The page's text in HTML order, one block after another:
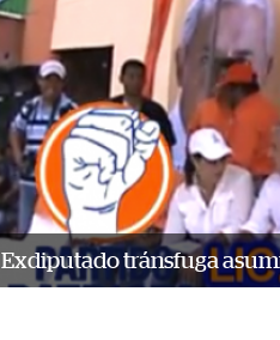
Exdiputado tránsfuga